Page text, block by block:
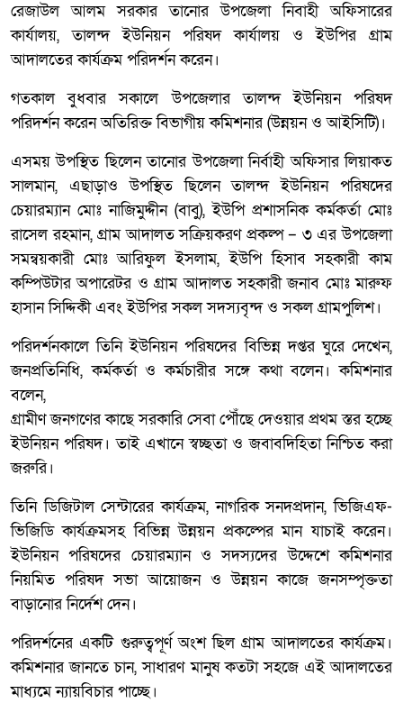
রেজাউল আলম সরকার তানোর উপজেলা নিবাহী অফিসারের
কার্যালয়, তালন্দ ইউনিয়ন পরিষদ কার্যালয় ও ইউপির গ্রাম
আদালতের কার্যক্রম পরিদর্শন করেন।
গতকাল বুধবার সকালে উপজেলার তালন্দ ইউনিয়ন পরিষদ
পরিদর্শন করেন অতিরিক্ত বিভাগীয় কমিশনার (উন্নয়ন ও আইসিটি)।
এসময় উপস্থিত ছিলেন তানোর উপজেলা নির্বাহী অফিসার লিয়াকত
সালমান, এছাড়াও উপস্থিত ছিলেন তালন্দ ইউনিয়ন পরিষদের
চেয়ারম্যান মোঃ নাজিমুদ্দীন (বাবু), ইউপি প্রশাসনিক কর্মকর্তা মোঃ
রাসেল রহমান, গ্রাম আদালত সক্রিয়করণ প্রকল্প – ৩ এর উপজেলা
সমন্বয়কারী মোঃ আরিফুল ইসলাম, ইউপি হিসাব সহকারী কাম
কম্পিউটার অপারেটর ও গ্রাম আদালত সহকারী জনাব মোঃ মারুফ
হাসান সিদ্দিকী এবং ইউপির সকল সদস্যবৃন্দ ও সকল গ্রামপুলিশ।
পরিদর্শনকালে তিনি ইউনিয়ন পরিষদের বিভিন্ন দপ্তর ঘুরে দেখেন,
জনপ্রতিনিধি, কর্মকর্তা ও কর্মচারীর সঙ্গে কথা বলেন। কমিশনার
বলেন,
গ্রামীণ জনগণের কাছে সরকারি সেবা পৌঁছে দেওয়ার প্রথম স্তর হচ্ছে
ইউনিয়ন পরিষদ। তাই এখানে স্বচ্ছতা ও জবাবদিহিতা নিশ্চিত করা
জরুরি।
তিনি ডিজিটাল সেন্টারের কার্যক্রম, নাগরিক সনদপ্রদান, ভিজিএফ-
ভিজিডি কার্যক্রমসহ বিভিন্ন উন্নয়ন প্রকল্পের মান যাচাই করেন।
ইউনিয়ন পরিষদের চেয়ারম্যান ও সদস্যদের উদ্দেশে কমিশনার
নিয়মিত পরিষদ সভা আয়োজন ও উন্নয়ন কাজে জনসম্পৃক্ততা
বাড়ানোর নির্দেশ দেন।
পরিদর্শনের একটি গুরুত্বপূর্ণ অংশ ছিল গ্রাম আদালতের কার্যক্রম।
কমিশনার জানতে চান, সাধারণ মানুষ কতটা সহজে এই আদালতের
মাধ্যমে ন্যায়বিচার পাচ্ছে।